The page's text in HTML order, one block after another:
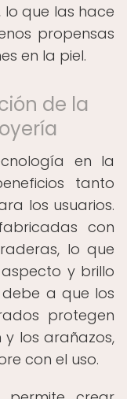
que las hace
propensas
en la piel.
de la
en la
tanto
los usuarios.
con
lo que
y brillo
a que los
protegen
los arañazos,
con el uso.